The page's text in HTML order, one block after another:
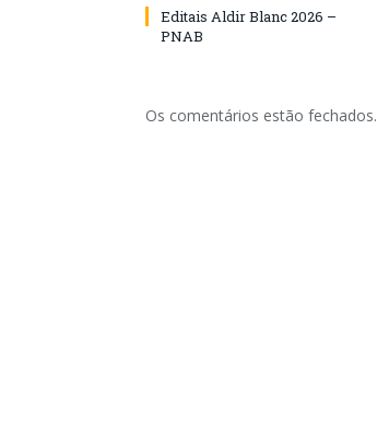
Editais Aldir Blanc 2026 –
PNAB
Os comentários estão fechados.